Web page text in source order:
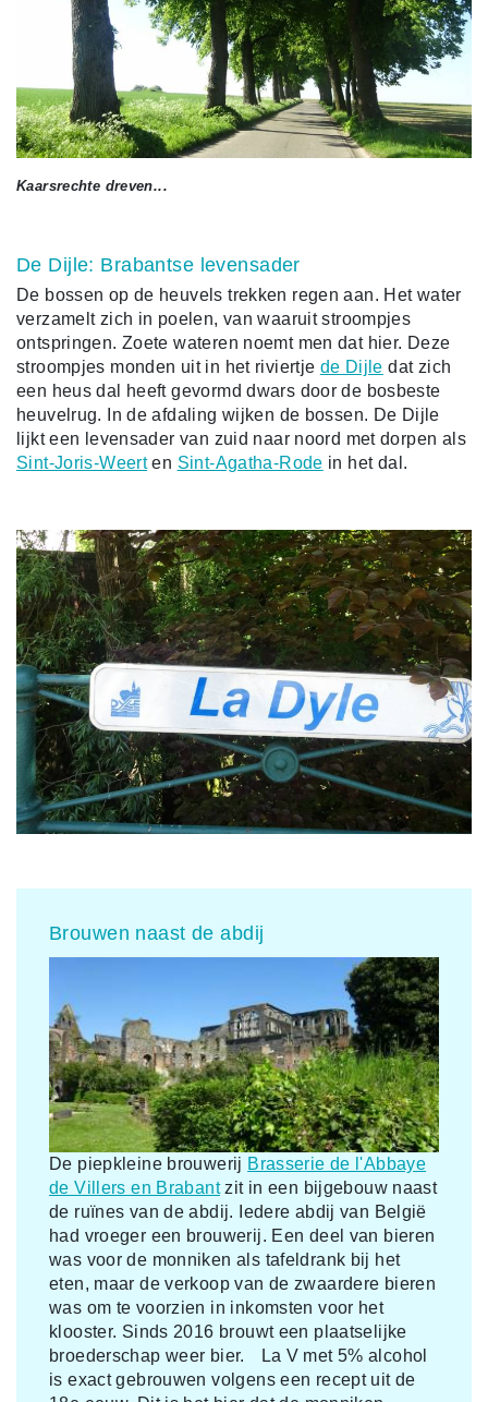
Kaarsrechte dreven...
De Dijle: Brabantse levensader
De bossen op de heuvels trekken regen aan. Het water
verzamelt zich in poelen, van waaruit stroompjes
ontspringen. Zoete wateren noemt men dat hier. Deze
stroompjes monden uit in het riviertje de Dijle dat zich
een heus dal heeft gevormd dwars door de bosbeste
heuvelrug. In de afdaling wijken de bossen. De Dijle
lijkt een levensader van zuid naar noord met dorpen als
Sint-Joris-Weerten Sint-Agatha-Rode in het dal.
Brouwen naast de abdij
De piepkleine brouwerij Brasserie de l'Abbaye
de Villers en Brabantzit in een bijgebouw naast
de ruïnes van de abdij. Iedere abdij van België
had vroeger een brouwerij. Een deel van bieren
was voor de monniken als tafeldrank bij het
eten, maar de verkoop van de zwaardere bieren
was om te voorzien in inkomsten voor het
klooster. Sinds 2016 brouwt een plaatselijke
broederschap weer bier. La V met 5% alcohol
is exact gebrouwen volgens een recept uit de